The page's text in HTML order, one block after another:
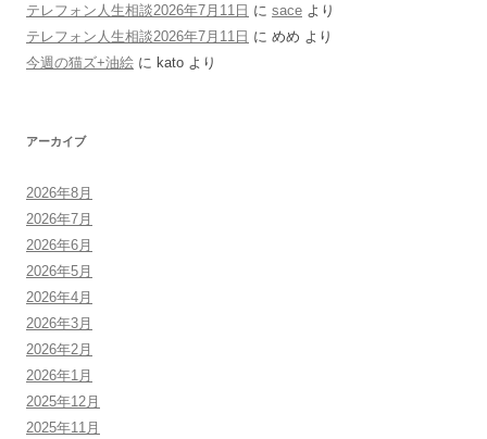
テレフォン人生相談2026年7月11日 に sace より
テレフォン人生相談2026年7月11日 に めめ より
今週の猫ズ+油絵 に kato より
アーカイブ
2026年8月
2026年7月
2026年6月
2026年5月
2026年4月
2026年3月
2026年2月
2026年1月
2025年12月
2025年11月